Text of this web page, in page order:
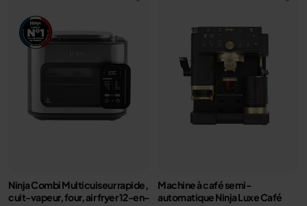
Ninja Combi Multicuiseur rapide,
cuit-vapeur, four, air fryer 12-en-
Machine à café semi-
automatique Ninja Luxe Café